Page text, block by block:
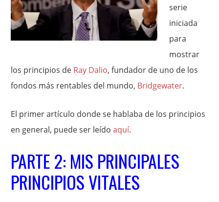
serie
iniciada
para
mostrar
los principios de Ray Dalio, fundador de uno de los
fondos más rentables del mundo, Bridgewater.
El primer artículo donde se hablaba de los principios
en general, puede ser leídoaquí.
PARTE 2: MIS PRINCIPALES
PRINCIPIOS VITALES